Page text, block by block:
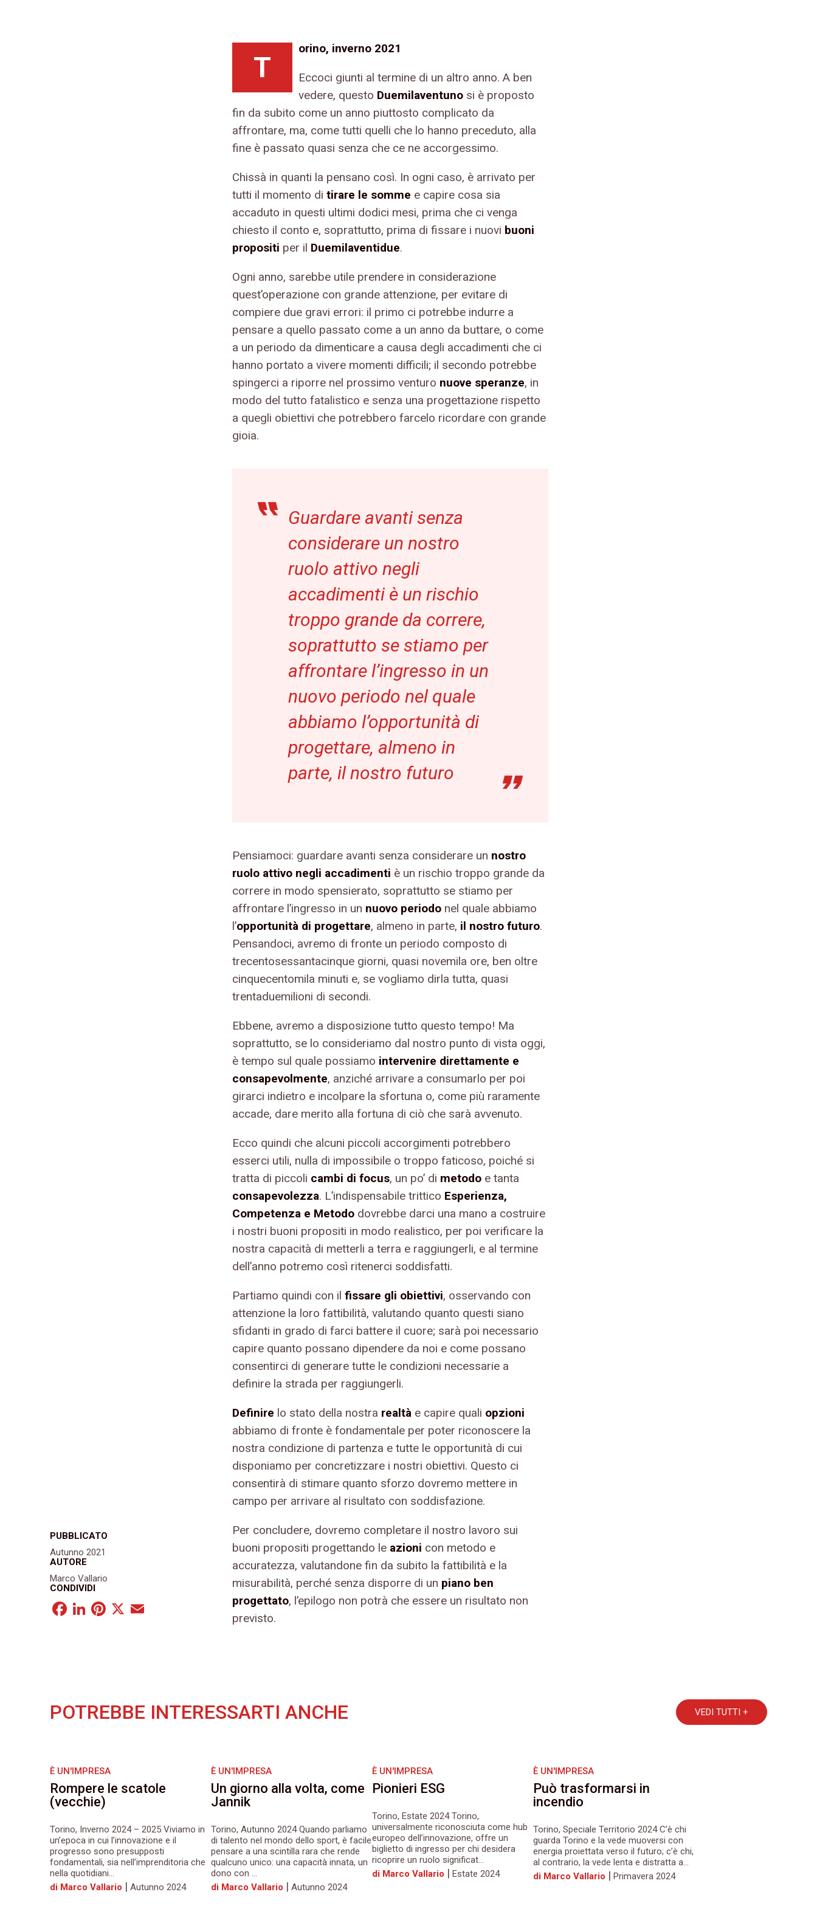
PUBBLICATO
Autunno 2021
AUTORE
Marco Vallario
CONDIVIDI
Facebook
LinkedIn
Pinterest
X
T
orino, inverno 2021
Eccoci giunti al termine di un altro anno. A ben
vedere, questo Duemilaventuno si è proposto
fin da subito come un anno piuttosto complicato da
affrontare, ma, come tutti quelli che lo hanno preceduto, alla
fine è passato quasi senza che ce ne accorgessimo.
Chissà in quanti la pensano così. In ogni caso, è arrivato per
tutti il momento di tirare le somme e capire cosa sia
accaduto in questi ultimi dodici mesi, prima che ci venga
chiesto il conto e, soprattutto, prima di fissare i nuovi buoni
propositi per il Duemilaventidue.
Ogni anno, sarebbe utile prendere in considerazione
quest’operazione con grande attenzione, per evitare di
compiere due gravi errori: il primo ci potrebbe indurre a
pensare a quello passato come a un anno da buttare, o come
a un periodo da dimenticare a causa degli accadimenti che ci
hanno portato a vivere momenti difficili; il secondo potrebbe
spingerci a riporre nel prossimo venturo nuove speranze, in
modo del tutto fatalistico e senza una progettazione rispetto
a quegli obiettivi che potrebbero farcelo ricordare con grande
gioia.
Guardare avanti senza
considerare un nostro
ruolo attivo negli
accadimenti è un rischio
troppo grande da correre,
soprattutto se stiamo per
affrontare l’ingresso in un
nuovo periodo nel quale
abbiamo l’opportunità di
progettare, almeno in
parte, il nostro futuro
Pensiamoci: guardare avanti senza considerare un nostro
ruolo attivo negli accadimenti è un rischio troppo grande da
correre in modo spensierato, soprattutto se stiamo per
affrontare l’ingresso in un nuovo periodo nel quale abbiamo
l’opportunità di progettare, almeno in parte, il nostro futuro.
Pensandoci, avremo di fronte un periodo composto di
trecentosessantacinque giorni, quasi novemila ore, ben oltre
cinquecentomila minuti e, se vogliamo dirla tutta, quasi
trentaduemilioni di secondi.
Ebbene, avremo a disposizione tutto questo tempo! Ma
soprattutto, se lo consideriamo dal nostro punto di vista oggi,
è tempo sul quale possiamo intervenire direttamente e
consapevolmente, anziché arrivare a consumarlo per poi
girarci indietro e incolpare la sfortuna o, come più raramente
accade, dare merito alla fortuna di ciò che sarà avvenuto.
Ecco quindi che alcuni piccoli accorgimenti potrebbero
esserci utili, nulla di impossibile o troppo faticoso, poiché si
tratta di piccoli cambi di focus, un po’ di metodo e tanta
consapevolezza. L’indispensabile trittico Esperienza,
Competenza e Metodo dovrebbe darci una mano a costruire
i nostri buoni propositi in modo realistico, per poi verificare la
nostra capacità di metterli a terra e raggiungerli, e al termine
dell’anno potremo così ritenerci soddisfatti.
Partiamo quindi con il fissare gli obiettivi, osservando con
attenzione la loro fattibilità, valutando quanto questi siano
sfidanti in grado di farci battere il cuore; sarà poi necessario
capire quanto possano dipendere da noi e come possano
consentirci di generare tutte le condizioni necessarie a
definire la strada per raggiungerli.
Definire lo stato della nostra realtà e capire quali opzioni
abbiamo di fronte è fondamentale per poter riconoscere la
nostra condizione di partenza e tutte le opportunità di cui
disponiamo per concretizzare i nostri obiettivi. Questo ci
consentirà di stimare quanto sforzo dovremo mettere in
campo per arrivare al risultato con soddisfazione.
Per concludere, dovremo completare il nostro lavoro sui
buoni propositi progettando le azioni con metodo e
accuratezza, valutandone fin da subito la fattibilità e la
misurabilità, perché senza disporre di un piano ben
progettato, l’epilogo non potrà che essere un risultato non
previsto.
POTREBBE INTERESSARTI ANCHE VEDI TUTTI +
È UN'IMPRESA
Rompere le scatole
(vecchie)
Torino, Inverno 2024 – 2025 Viviamo in
un’epoca in cui l’innovazione e il
progresso sono presupposti
fondamentali, sia nell’imprenditoria che
nella quotidiani...
di Marco Vallario | Autunno 2024
È UN'IMPRESA
Un giorno alla volta, come
Jannik
Torino, Autunno 2024 Quando parliamo
di talento nel mondo dello sport, è facile
pensare a una scintilla rara che rende
qualcuno unico: una capacità innata, un
dono con ...
di Marco Vallario | Autunno 2024
È UN'IMPRESA
Pionieri ESG
Torino, Estate 2024 Torino,
universalmente riconosciuta come hub
europeo dell’innovazione, offre un
biglietto di ingresso per chi desidera
ricoprire un ruolo significat...
di Marco Vallario | Estate 2024
È UN'IMPRESA
Può trasformarsi in
incendio
Torino, Speciale Territorio 2024 C’è chi
guarda Torino e la vede muoversi con
energia proiettata verso il futuro; c’è chi,
al contrario, la vede lenta e distratta a...
di Marco Vallario | Primavera 2024